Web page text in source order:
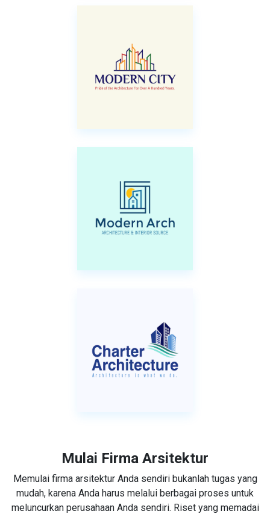
Mulai Firma Arsitektur
Memulai firma arsitektur Anda sendiri bukanlah tugas yang
mudah, karena Anda harus melalui berbagai proses untuk
meluncurkan perusahaan Anda sendiri. Riset yang memadai